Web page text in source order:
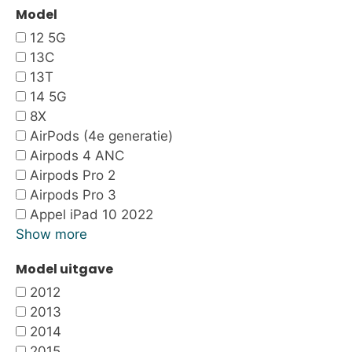
Model
12 5G
13C
13T
14 5G
8X
AirPods (4e generatie)
Airpods 4 ANC
Airpods Pro 2
Airpods Pro 3
Appel iPad 10 2022
Show more
Model uitgave
2012
2013
2014